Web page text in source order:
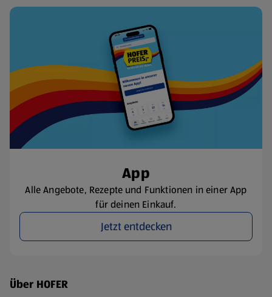
App
Alle Angebote, Rezepte und Funktionen in einer App
für deinen Einkauf.
Jetzt entdecken
Fußzeilenmenü - weitere Links
Über HOFER